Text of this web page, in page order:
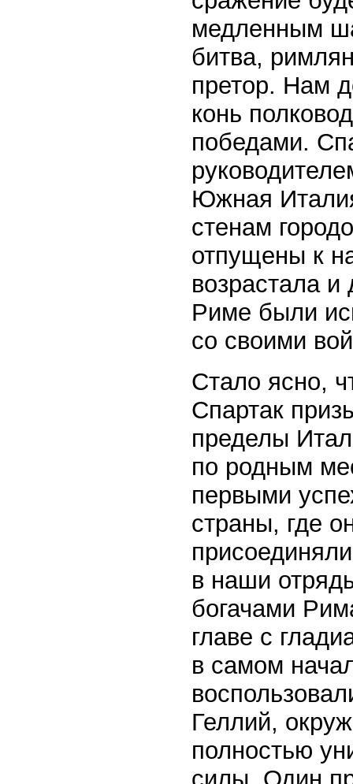
медленным
битва,
претор. Нам
конь
победами.
Южная
стенам
отпущены к
возрастала
Риме были
со своими
Стало ясно,
Спартак
пределы
по родным
первыми
страны, где
в наши
богачами
главе с
в самом
Геллий,
полностью